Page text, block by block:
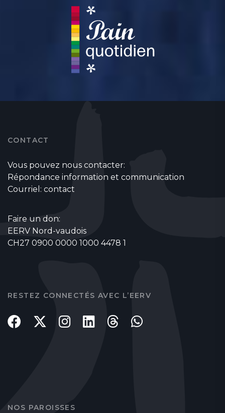
CONTACT
Vous pouvez nous contacter:
Répondance information et communication
Courriel: contact
Faire un don:
EERV Nord-vaudois
CH27 0900 0000 1000 4478 1
RESTEZ CONNECTÉS AVEC L’EERV
NOS PAROISSES